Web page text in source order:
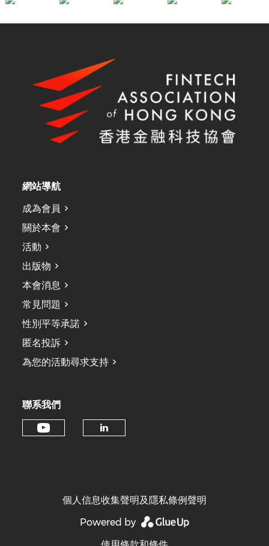
網站導航
成為會員
關於本會
活動
出版物
本會消息
常見問題
性別平等承諾
匿名投訴
為您的活動尋求支持
聯系我們
個人信息收集聲明及隱私條例聲明
Powered by